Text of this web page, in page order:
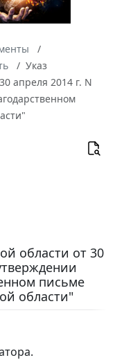
Указ
апреля 2014 г. N
области от 30
письме
области"